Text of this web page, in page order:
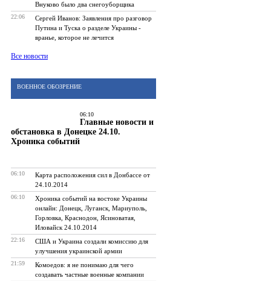
Внуково было два снегоуборщика
22:06
Сергей Иванов: Заявления про разговор
Путина и Туска о разделе Украины -
вранье, которое не лечится
Все новости
ВОЕННОЕ ОБОЗРЕНИЕ
06:10
Главные новости и
обстановка в Донецке 24.10.
Хроника событий
06:10
Карта расположения сил в Донбассе от
24.10.2014
06:10
Хроника событий на востоке Украины
онлайн: Донецк, Луганск, Мариуполь,
Горловка, Краснодон, Ясиноватая,
Иловайск 24.10.2014
22:16
​США и Украина создали комиссию для
улучшения украинской армии
21:59
​Комоедов: я не понимаю для чего
создавать частные военные компании